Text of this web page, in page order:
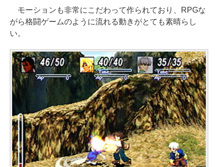
モーションも非常にこだわって作られており、RPGな
がら格闘ゲームのように流れる動きがとても素晴らし
い。